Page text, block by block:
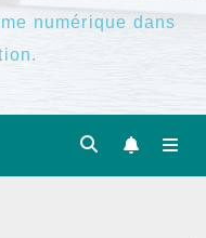
numérique dans